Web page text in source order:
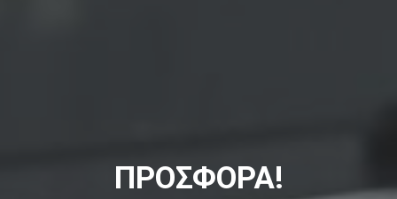
ΠΡΟΣΦΟΡΑ!